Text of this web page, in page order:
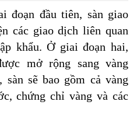
đoạn đầu tiên, sàn giao
các giao dịch liên quan
khẩu. Ở giai đoạn hai,
mở rộng sang vàng
sẽ bao gồm cả vàng
chứng chỉ vàng và các